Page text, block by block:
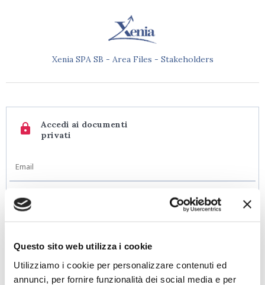
Questo sito web utilizza i cookie
Utilizziamo i cookie per personalizzare contenuti ed
annunci, per fornire funzionalità dei social media e per
Xenia SPA SB - Area Files - Stakeholders
lock
Accedi ai documenti
privati
Accedi